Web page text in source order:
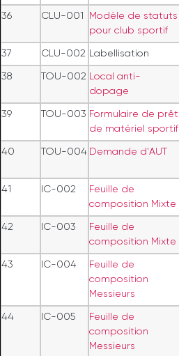
36 CLU-001
Modèle de statuts
pour club sportif
37 CLU-002 Labellisation
38 TOU-002 Local anti-
dopage
39 TOU-003 Formulaire de prêt
de matériel sportif
40 TOU-004 Demande d'AUT
41 IC-002
Feuille de
composition Mixte
42 IC-003
Feuille de
composition Mixte
43 IC-004
Feuille de
composition
Messieurs
44 IC-005
Feuille de
composition
Messieurs